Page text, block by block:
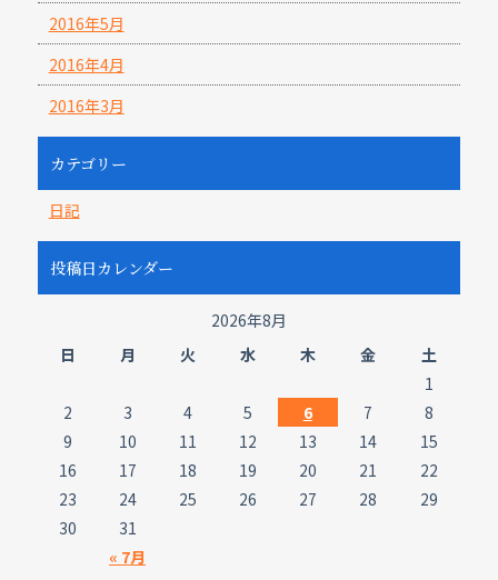
2016年5月
2016年4月
2016年3月
カテゴリー
日記
投稿日カレンダー
2026年8月
日
月 火 水 木 金 土
« 7月
1
2
3 4 5 6 7
8
9
10 11 12 13 14
15
16
17 18 19 20 21
22
23
24 25 26 27 28
29
30
31